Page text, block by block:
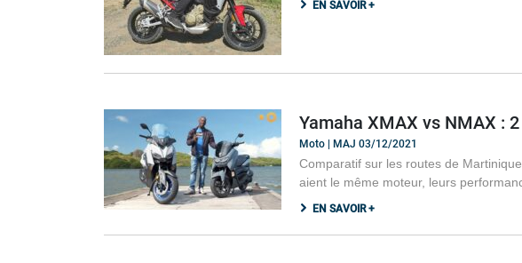
EN SAVOIR +
Yamaha XMAX vs NMAX :
Moto | MAJ 03/12/2021
Comparatif sur les routes de
aient le même moteur, leurs
EN SAVOIR +